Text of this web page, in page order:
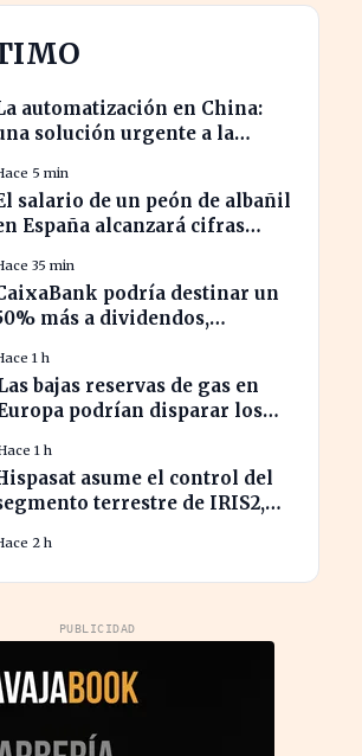
automatización en China:
solución urgente a la
5 min
salario de un peón de albañil
España alcanzará cifras
35 min
podría destinar un
más a dividendos,
1 h
bajas reservas de gas en
podrían disparar los
1 h
asume el control del
terrestre de IRIS2,
2 h
PUBLICIDAD